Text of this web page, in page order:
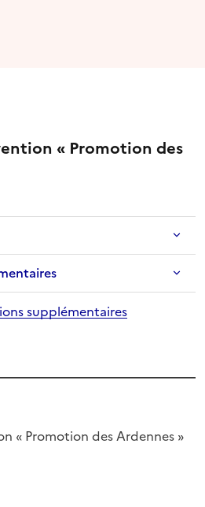
« Promotion des
supplémentaires
« Promotion des Ardennes »